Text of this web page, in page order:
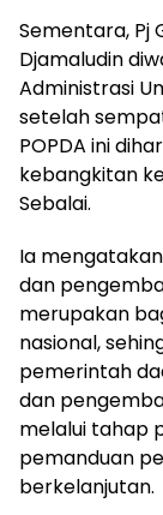
Sementara, Pj
Djamaludin
Administrasi
setelah
POPDA ini
kebangkitan
Sebalai.
Ia
dan
merupakan
nasional,
pemerintah
dan
melalui tahap
pemanduan
berkelanjutan.